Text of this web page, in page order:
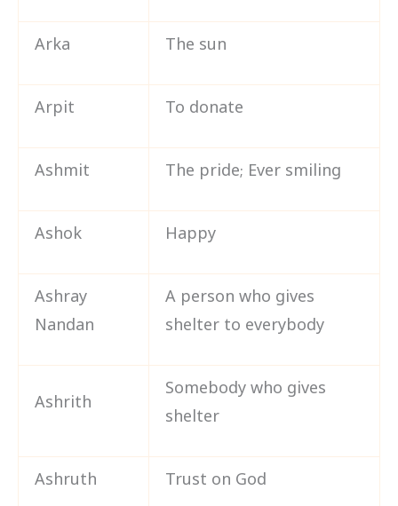
Arka The sun
Arpit To donate
Ashmit The pride; Ever smiling
Ashok Happy
Ashray
Nandan
A person who gives
shelter to everybody
Ashrith
Somebody who gives
shelter
Ashruth Trust on God